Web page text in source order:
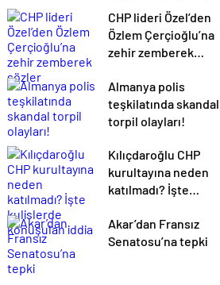
CHP lideri Özel’den
Özlem Çerçioğlu’na
zehir zemberek
Almanya polis
teşkilatında skandal
torpil olayları!
Kılıçdaroğlu CHP
kurultayına neden
katılmadı? İşte
konuşulan iddia
Akar’dan Fransız
Senatosu’na tepki